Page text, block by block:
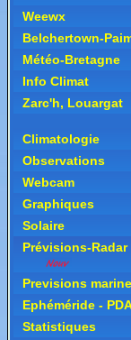
Weewx
Belchertown-
Météo-Bretagne
Info Climat
Zarc'h, Louargat
Climatologie
Observations
Webcam
Graphiques
Solaire
Prévisions-Radar
Previsions
Ephéméride -
Statistiques